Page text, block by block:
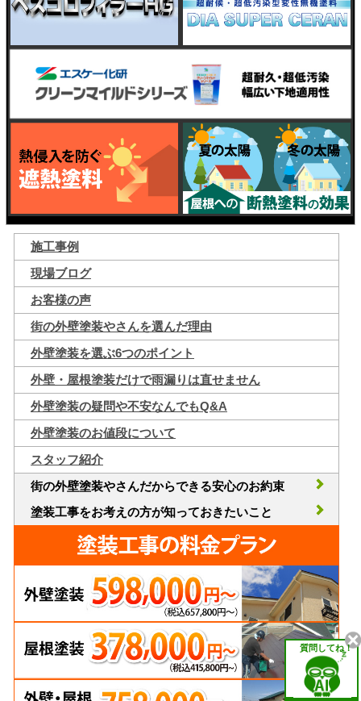
施工事例
現場ブログ
お客様の声
街の外壁塗装やさんを選んだ理由
外壁塗装を選ぶ6つのポイント
外壁・屋根塗装だけで雨漏りは直せません
外壁塗装の疑問や不安なんでもQ&A
外壁塗装のお値段について
スタッフ紹介
街の外壁塗装やさんだからできる安心のお約束
塗装工事をお考えの方が知っておきたいこと
質問してね！